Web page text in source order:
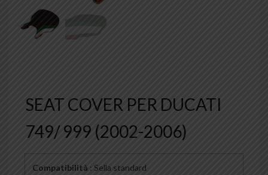
SEAT COVER PER DUCATI
749/ 999 (2002-2006)
Compatibilità : Sella standard